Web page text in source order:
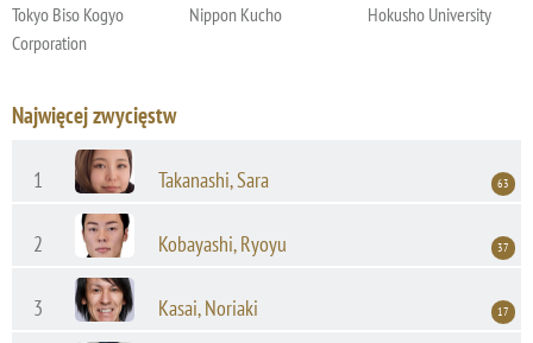
Tokyo Biso Kogyo
Corporation
Nippon Kucho Hokusho University
Najwięcej zwycięstw
1 Takanashi, Sara 63
2 Kobayashi, Ryoyu 37
3 Kasai, Noriaki 17